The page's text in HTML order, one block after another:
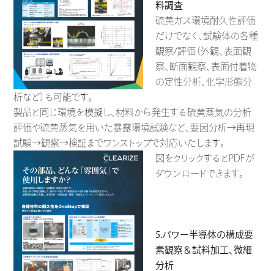
料調査
硫黄ガス環境耐久性評価
だけでなく、試験体の各種
観察/評価（外観、表面観
察、断面観察、表面付着物
の定性分析、化学形態分
析など）も可能です。
製品と同じ環境を模擬し、材料から発生する硫黄蒸気の分析
評価や硫黄蒸気を用いた暴露環境試験など、要因分析→再現
試験→観察→検証までワンストップで対応いたします。
図をクリックするとPDFが
ダウンロードできます。
5.パワー半導体の構成要
素観察＆試料加工、微細
分析